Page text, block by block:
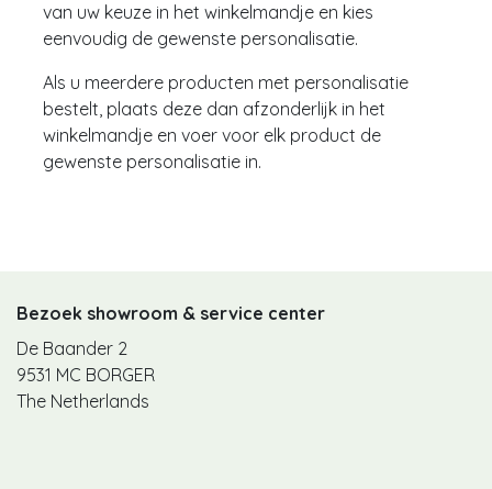
van uw keuze in het winkelmandje en kies
eenvoudig de gewenste personalisatie.
Als u meerdere producten met personalisatie
bestelt, plaats deze dan afzonderlijk in het
winkelmandje en voer voor elk product de
gewenste personalisatie in.
Bezoek showroom & service center
De Baander 2
9531 MC BORGER
The Netherlands